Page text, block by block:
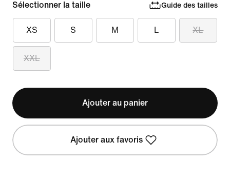
Sélectionner la taille Guide des tailles
XS S M L XL
XXL
Ajouter au panier
Ajouter aux favoris